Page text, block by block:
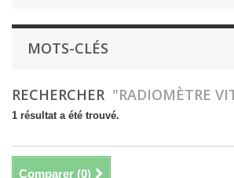
MOTS-CLÉS
RECHERCHER "RADIOMÈTRE
1 résultat a été trouvé.
Comparer (0)